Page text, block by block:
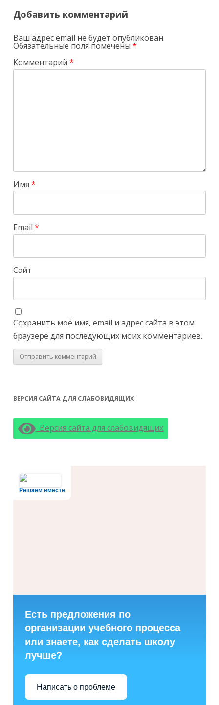
Добавить комментарий
Ваш адрес email не будет опубликован.
Обязательные поля помечены*
Комментарий*
Имя*
Email*
Сайт
Сохранить моё имя, email и адрес сайта в этом
браузере для последующих моих комментариев.
ВЕРСИЯ САЙТА ДЛЯ СЛАБОВИДЯЩИХ
Версия сайта для слабовидящих
Решаем вместе
Есть предложения по
организации учебного процесса
или знаете, как сделать школу
лучше?
Написать о проблеме